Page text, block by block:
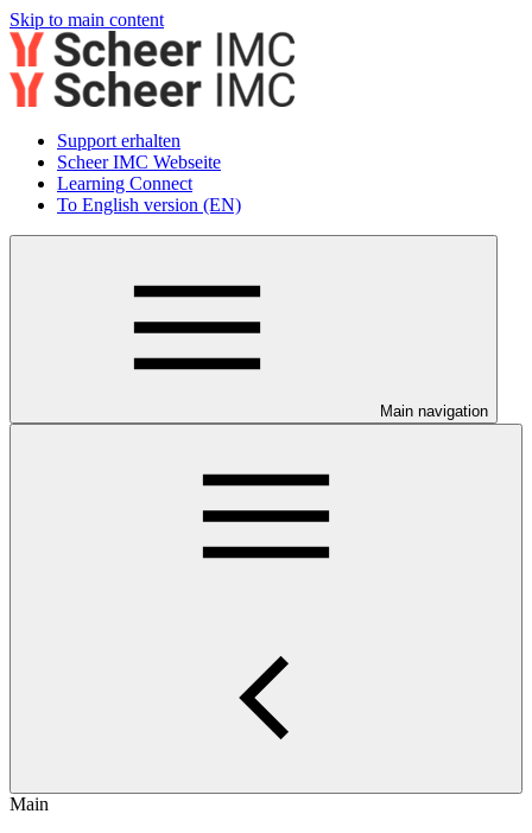
Skip to main content
Support erhalten
Scheer IMC Webseite
Learning Connect
To English version (EN)
Main navigation
Main